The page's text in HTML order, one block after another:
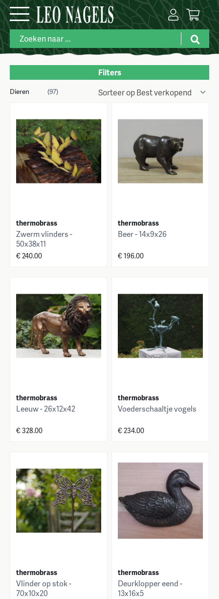
Filters
Merk
Maat
Prijs
Dieren (97)
thermobrass
Zwerm vlinders -
50x38x11
€ 240.00
thermobrass
Beer - 14x9x26
€ 196.00
thermobrass
Leeuw - 26x12x42
€ 328.00
thermobrass
Voederschaaltje vogels
€ 234.00
thermobrass
Vlinder op stok -
70x10x20
thermobrass
Deurklopper eend -
13x16x5